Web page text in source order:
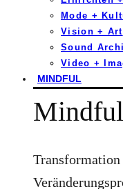
Mode +
Vision + Art
Sound
Video +
MINDFUL
Mindful